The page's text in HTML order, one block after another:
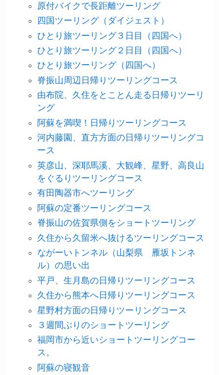
原付バイクで長距離ツーリング
四国ツーリング（ダイジェスト）
ひとり旅ツーリング３日目（四国へ）
ひとり旅ツーリング２日目（四国へ）
ひとり旅ツーリング（四国へ）
脊振山周辺日帰りツーリングコース
由布院、久住をとことん走る日帰りツーリ
ング
阿蘇を満喫！日帰りツーリングコース
河内藤園、直方方面の日帰りツーリングコ
ース
英彦山、深耶馬溪、大観峰、星野、高良山
をぐるりツーリングコース
有田陶器市へツーリング
阿蘇の定番ツーリングコース
脊振山の佐賀県側をショートツーリング
久住から久留米へ抜けるツーリングコース
ながーいトンネル（山梨県 雁坂トンネ
ル）の思い出
平戸、生月島の日帰りツーリングコース
久住から熊本へ日帰りツーリングコース
星野村方面の日帰りツーリングコース
３週間ぶりのショートツーリング
福岡市から近いショートツーリングコー
ス。
阿蘇の寝観音